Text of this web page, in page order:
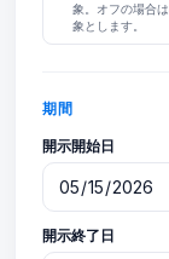
象。オフの場合
象とします。
期間
開示開始日
開示終了日